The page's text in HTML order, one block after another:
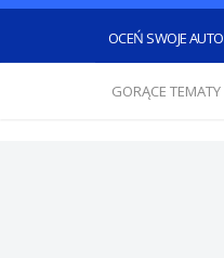
OCEŃ SWOJE AUTO
GORĄCE TEMATY